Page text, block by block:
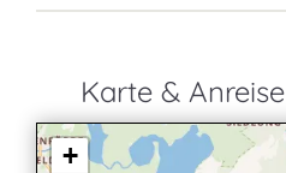
Karte & Anreise
+